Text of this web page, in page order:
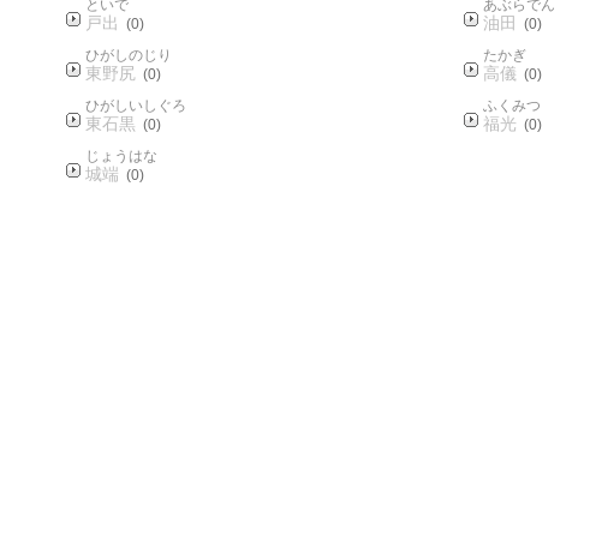
といで
戸出 (0)
あぶらでん
油田
(0)
ひがしのじり
東野尻 (0)
たかぎ
高儀 (0)
ひがしいしぐろ
東石黒 (0)
ふくみつ
福光 (0)
じょうはな
城端 (0)